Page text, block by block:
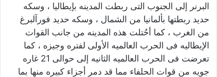
البرنر إلى الجنوب التى ربطت المدينه بإيطاليا ، وسكه
حديد ربطتها بألمانيا من الشمال ، وسكه حديد فورآلبرغ
من الغرب ، كما أحُتلت هذه المدينه من جانب القوات
الإيطاليه فى الحرب العالميه الأولى لفتره وجيزه ، كما
تعرضت فى الحرب العالميه الثانيه إلى حوالى 21 غاره
جويه من قوات الحلفاء مما قد دمر أجزاء كبيره منها بما